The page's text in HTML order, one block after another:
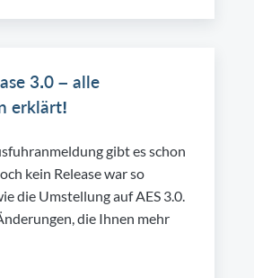
3.0 – alle
erklärt!
gibt es schon
kein Release war so
die Umstellung auf AES 3.0.
die Ihnen mehr